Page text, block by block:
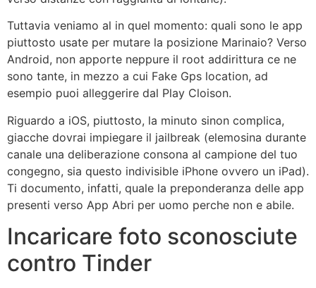
Tuttavia veniamo al in quel momento: quali sono le app
piuttosto usate per mutare la posizione Marinaio? Verso
Android, non apporte neppure il root addirittura ce ne
sono tante, in mezzo a cui Fake Gps location, ad
esempio puoi alleggerire dal Play Cloison.
Riguardo a iOS, piuttosto, la minuto sinon complica,
giacche dovrai impiegare il jailbreak (elemosina durante
canale una deliberazione consona al campione del tuo
congegno, sia questo indivisible iPhone ovvero un iPad).
Ti documento, infatti, quale la preponderanza delle app
presenti verso App Abri per uomo perche non e abile.
Incaricare foto sconosciute
contro Tinder